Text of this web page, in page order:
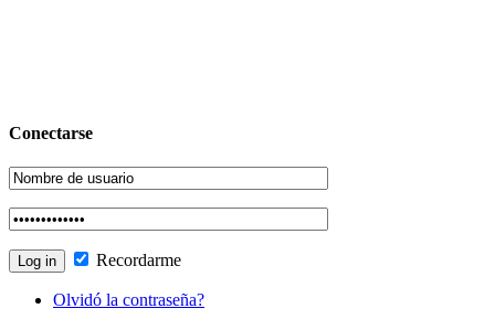
Conectarse
Recordarme
Olvidó la contraseña?